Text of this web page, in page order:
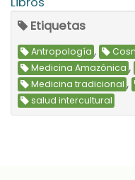
Etiquetas
Antropología ,
Medicina Amazónica ,
Medicina tradicional ,
salud intercultural